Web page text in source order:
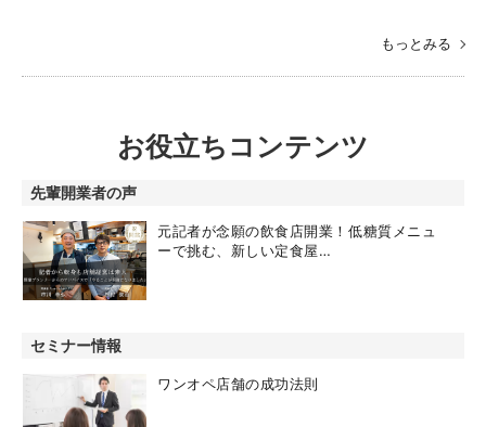
もっとみる
お役立ちコンテンツ
先輩開業者の声
元記者が念願の飲食店開業！低糖質メニュ
ーで挑む、新しい定食屋…
セミナー情報
ワンオペ店舗の成功法則